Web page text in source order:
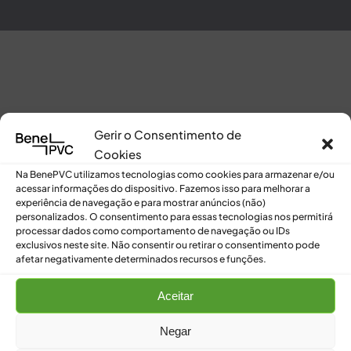
Gerir o Consentimento de
Cookies
Na BenePVC utilizamos tecnologias como cookies para armazenar e/ou
acessar informações do dispositivo. Fazemos isso para melhorar a
experiência de navegação e para mostrar anúncios (não)
personalizados. O consentimento para essas tecnologias nos permitirá
processar dados como comportamento de navegação ou IDs
exclusivos neste site. Não consentir ou retirar o consentimento pode
afetar negativamente determinados recursos e funções.
Aceitar
Negar
[customer-area-account /]